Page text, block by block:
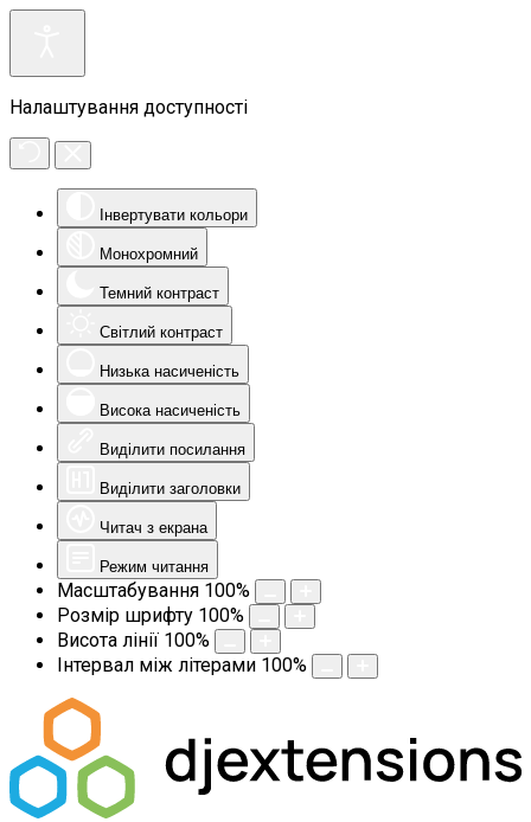
Налаштування доступності
Інвертувати кольори
Монохромний
Темний контраст
Світлий контраст
Низька насиченість
Висока насиченість
Виділити посилання
Виділити заголовки
Читач з екрана
Режим читання
Масштабування 100%
Розмір шрифту 100%
Висота лінії 100%
Інтервал між літерами 100%